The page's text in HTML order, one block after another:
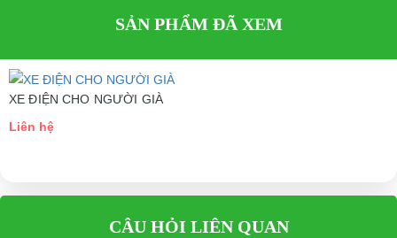
Địa chỉ: 49/9 Nhị Bình 16, Hóc Môn, TP.HCM
E-mail:phuhuynhkd@gmail.com
SẢN PHẨM ĐÃ XEM
XE ĐIỆN CHO NGƯỜI GIÀ
Liên hệ
CÂU HỎI LIÊN QUAN